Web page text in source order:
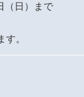
（日）まで
。